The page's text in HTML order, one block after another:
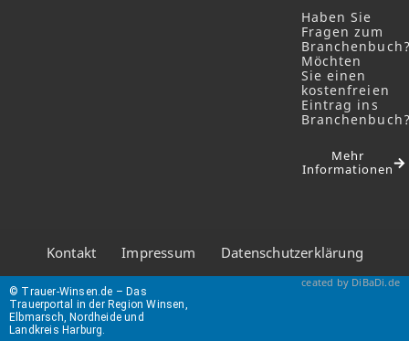
Haben Sie
Fragen zum
Möchten
Sie einen
kostenfreien
Eintrag ins
Mehr
Informationen
Kontakt Impressum Datenschutzerklärung
© Trauer-Winsen.de – Das
Trauerportal in der Region Winsen,
Elbmarsch, Nordheide und
Landkreis Harburg.
ceated by DiBaDi.de